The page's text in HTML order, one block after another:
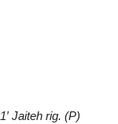
Jaiteh rig. (P)